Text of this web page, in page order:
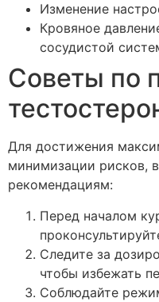
Изменение
Кровяное
сосудистой
Советы по
Для достижения
минимизации рисков,
рекомендациям:
Перед началом
Следите за
чтобы избежать
Соблюдайте